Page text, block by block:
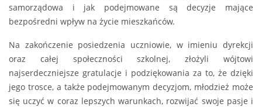
samorządowa i jak podejmowane są decyzje mające
bezpośredni wpływ na życie mieszkańców.
Na zakończenie posiedzenia uczniowie, w imieniu dyrekcji
oraz całej społeczności szkolnej, złożyli wójtowi
najserdeczniejsze gratulacje i podziękowania za to, że dzięki
jego trosce, a także podejmowanym decyzjom, młodzież może
się uczyć w coraz lepszych warunkach, rozwijać swoje pasje i